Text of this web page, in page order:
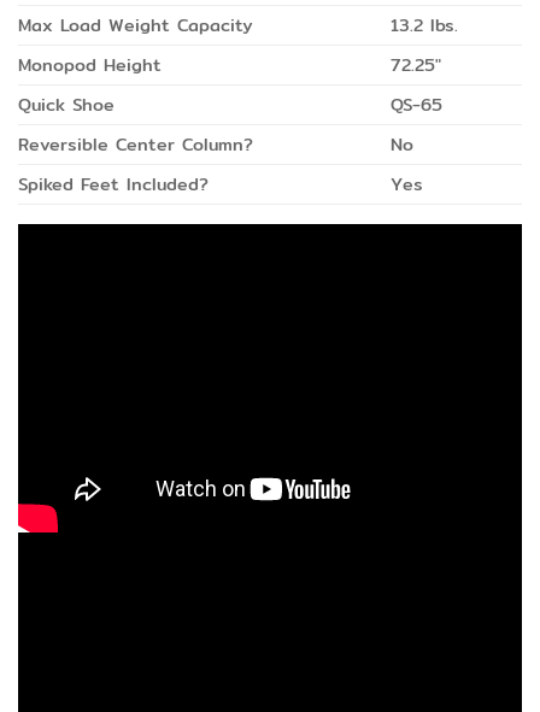
Max Load Weight Capacity
13.2 lbs.
Monopod Height
72.25″
Quick Shoe
QS-65
Reversible Center Column?
No
Spiked Feet Included?
Yes